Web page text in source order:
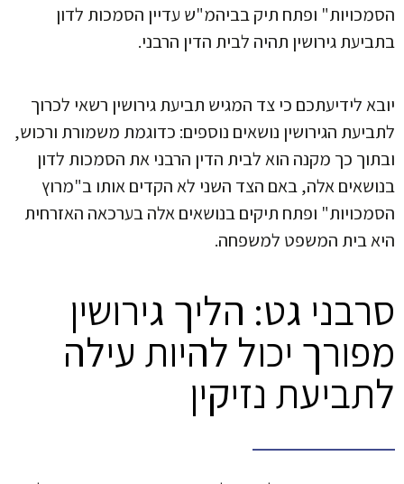
הסמכויות" ופתח תיק בביהמ"ש עדיין הסמכות לדון
בתביעת גירושין תהיה לבית הדין הרבני.
יובא לידיעתכם כי צד המגיש תביעת גירושין רשאי לכרוך
לתביעת הגירושין נושאים נוספים: כדוגמת משמורת ורכוש,
ובתוך כך מקנה הוא לבית הדין הרבני את הסמכות לדון
בנושאים אלה, באם הצד השני לא הקדים אותו ב"מרוץ
הסמכויות" ופתח תיקים בנושאים אלה בערכאה האזרחית
היא בית המשפט למשפחה.
סרבני גט: הליך גירושין
מפורך יכול להיות עילה
לתביעת נזיקין